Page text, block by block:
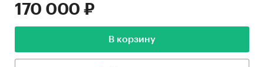
170 000 ₽
В корзину